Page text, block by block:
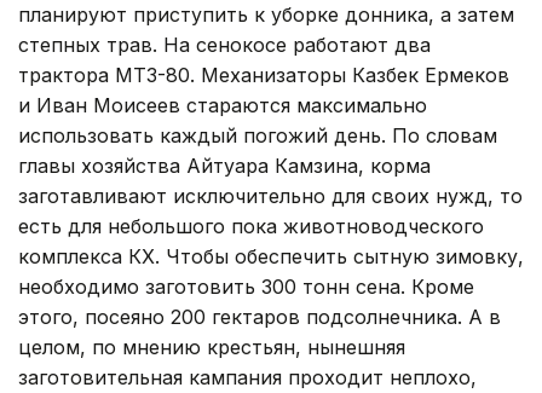
планируют приступить к уборке донника, а затем
степных трав. На сенокосе работают два
трактора МТЗ-80. Механизаторы Казбек Ермеков
и Иван Моисеев стараются максимально
использовать каждый погожий день. По словам
главы хозяйства Айтуара Камзина, корма
заготавливают исключительно для своих нужд, то
есть для небольшого пока животноводческого
комплекса КХ. Чтобы обеспечить сытную зимовку,
необходимо заготовить 300 тонн сена. Кроме
этого, посеяно 200 гектаров подсолнечника. А в
целом, по мнению крестьян, нынешняя
заготовительная кампания проходит неплохо,